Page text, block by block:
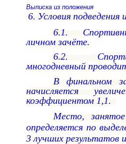
Выписка из положения
6. Условия подведения
6.1.
личном зачёте.
6.2.
многодневный
В финальном
начисляется
коэффициентом 1,1.
Место,
определяется по
3 лучших результатов